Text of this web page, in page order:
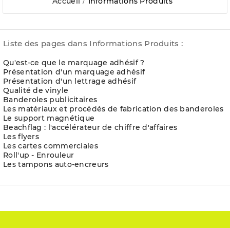
Liste des pages dans Informations Produits :
Qu'est-ce que le marquage adhésif ?
Présentation d'un marquage adhésif
Présentation d'un lettrage adhésif
Qualité de vinyle
Banderoles publicitaires
Les matériaux et procédés de fabrication des banderoles
Le support magnétique
Beachflag : l'accélérateur de chiffre d'affaires
Les flyers
Les cartes commerciales
Roll'up - Enrouleur
Les tampons auto-encreurs